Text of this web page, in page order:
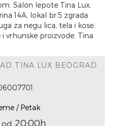
Salon lepote Tina Lux,
14A, lokal br.5 zgrada
za negu lica, tela i kose,
vrhunske proizvode. Tina
TINA LUX BEOGRAD
/ Petak
od 20:00h